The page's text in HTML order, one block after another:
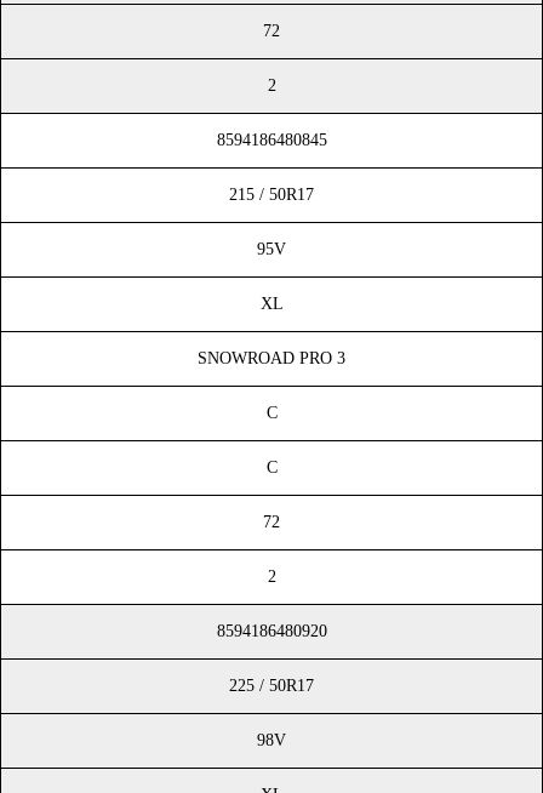
72
2
8594186480845
215 / 50R17
95V
XL
SNOWROAD PRO 3
C
C
72
2
8594186480920
225 / 50R17
98V